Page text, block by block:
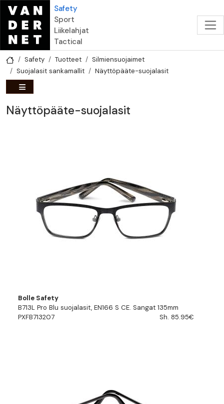
Hyppää pääsisältöön
Safety
Sport
Liikelahjat
Tactical
Safety Tuotteet
Silmiensuojaimet
Suojalasit sankamallit
Näyttöpääte-suojalasit
Näyttöpääte-suojalasit
Bolle Safety
B713L Pro Blu suojalasit, EN166 S CE. Sangat 135mm
PXFB713207
Sh. 85.95€